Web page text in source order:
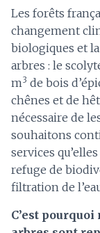
Les forêts
changement
biologiques et
arbres :​ le
m3 de bois
chênes et de
nécessaire de
souhaitons
services
refuge de
filtration de
C’est